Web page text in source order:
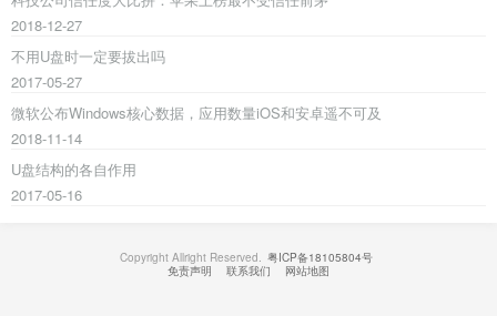
2018-12-27
不用U盘时一定要拔出吗
2017-05-27
微软公布Windows核心数据，应用数量iOS和安卓遥不可及
2018-11-14
U盘结构的各自作用
2017-05-16
Copyright Allright Reserved. 粤ICP备18105804号
免责声明
联系我们 网站地图